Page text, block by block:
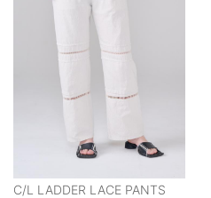
C/L LADDER LACE PANTS